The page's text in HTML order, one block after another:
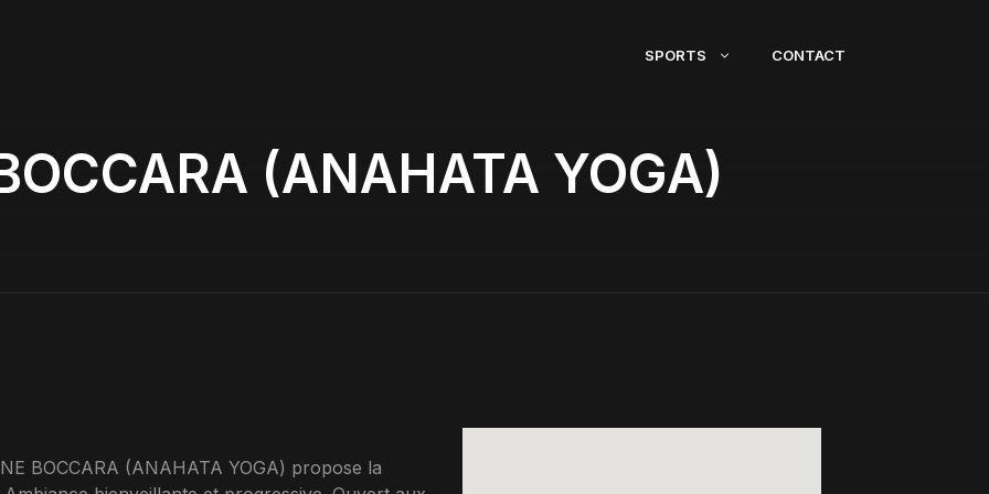
SPORTS CONTACT
(ANAHATA YOGA)
BOCCARA (ANAHATA YOGA) propose la